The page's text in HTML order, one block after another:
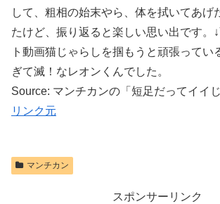
して、粗相の始末やら、体を拭いてあげ
たけど、振り返ると楽しい思い出です。
ト動画猫じゃらしを掴もうと頑張ってい
ぎて滅！なレオンくんでした。
Source: マンチカンの「短足だってイイ
リンク元
マンチカン
スポンサーリンク